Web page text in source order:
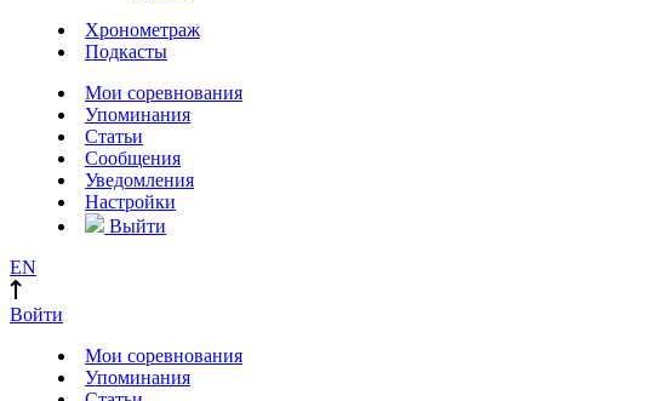
Хронометраж
Подкасты
Мои соревнования
Упоминания
Статьи
Сообщения
Уведомления
Настройки
Выйти
EN
Войти
Мои соревнования
Упоминания